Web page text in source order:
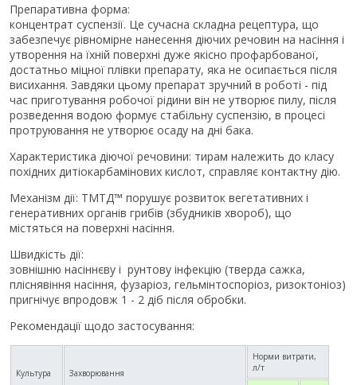
Препаративна форма:
концентрат суспензії. Це сучасна складна рецептура, що
забезпечує рівномірне нанесення діючих речовин на насіння і
утворення на їхній поверхні дуже якісно профарбованої,
достатньо міцної плівки препарату, яка не осипається після
висихання. Завдяки цьому препарат зручний в роботі - під
час приготування робочої рідини він не утворює пилу, після
розведення водою формує стабільну суспензію, в процесі
протруювання не утворює осаду на дні бака.
Характеристика діючої речовини: тирам належить до класу
похідних дитіокарбамінових кислот, справляє контактну дію.
Механізм дії: ТМТД™ порушує розвиток вегетативних і
генеративних органів грибів (збудників хвороб), що
містяться на поверхні насіння.
Швидкість дії:
зовнішню насіннєву і рунтову інфекцію (тверда сажка,
пліснявіння насіння, фузаріоз, гельмінтоспоріоз, ризоктоніоз)
пригнічує впродовж 1 - 2 діб після обробки.
Рекомендації щодо застосування:
Культура Захворювання
Норми витрати,
л/т